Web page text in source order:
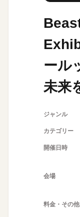
概要・理念
連携事業の
ール
未来
ジャンル
カテゴリー
開催日時
会場
料金・その他